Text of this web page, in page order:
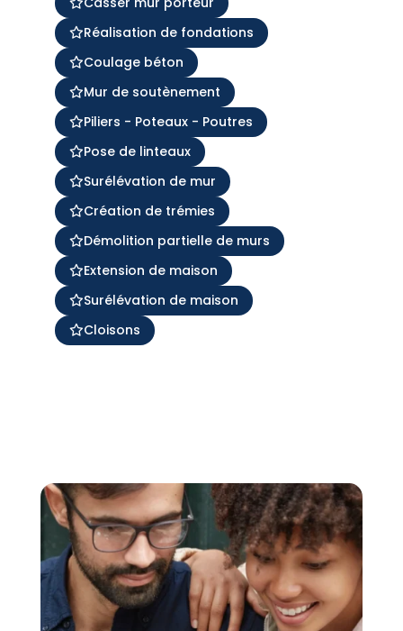
Réalisation de fondations
Coulage béton
Mur de soutènement
Piliers - Poteaux - Poutres
Pose de linteaux
Surélévation de mur
Création de trémies
Démolition partielle de murs
Extension de maison
Surélévation de maison
Cloisons